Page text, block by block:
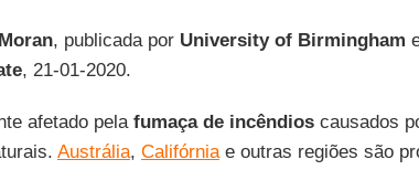
Moran, publicada porUniversity of Birmingham
, 21-01-2020.
afetado pela fumaça de incêndioscausados
Austrália, Califórniae outras regiões são